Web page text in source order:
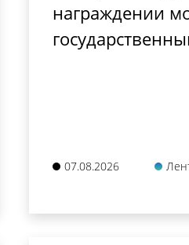
награждении
07.08.2026